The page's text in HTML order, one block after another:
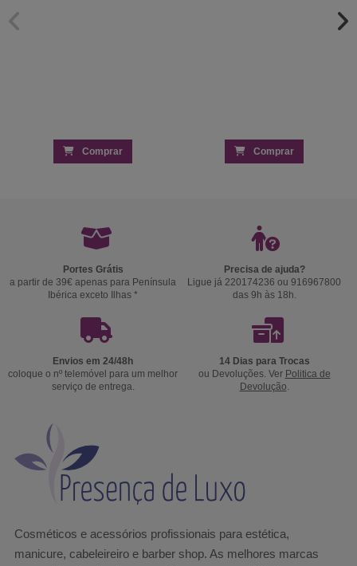
Comprar Comprar
Portes Grátis
a partir de 39€ apenas para Península
Ibérica exceto Ilhas *
Precisa de ajuda?
Ligue já 220174236 ou 916967800
das 9h às 18h.
Envios em 24/48h
coloque o nº telemóvel para um melhor
serviço de entrega.
14 Dias para Trocas
ou Devoluções. Ver Politica de
Devolução
Cosméticos e acessórios profissionais para estética,
manicure, cabeleireiro e barber shop. As melhores marcas